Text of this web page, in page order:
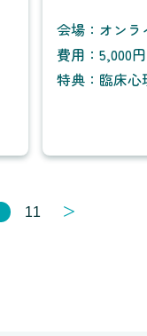
会場：オンラ
費用：5,000
特典：臨床心
11 ＞